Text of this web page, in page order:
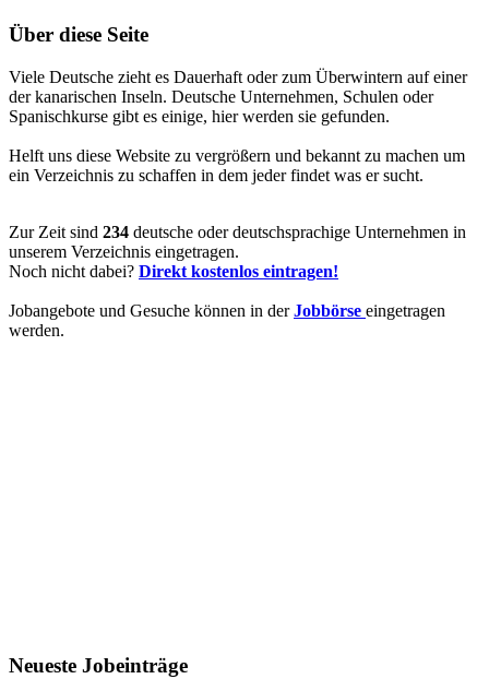
Über diese Seite
Viele Deutsche zieht es Dauerhaft oder zum Überwintern auf einer
der kanarischen Inseln. Deutsche Unternehmen, Schulen oder
Spanischkurse gibt es einige, hier werden sie gefunden.
Helft uns diese Website zu vergrößern und bekannt zu machen um
ein Verzeichnis zu schaffen in dem jeder findet was er sucht.
Zur Zeit sind 234 deutsche oder deutschsprachige Unternehmen in
unserem Verzeichnis eingetragen.
Noch nicht dabei? Direkt kostenlos eintragen!
Jobangebote und Gesuche können in derJobbörse eingetragen
werden.
Neueste Jobeinträge